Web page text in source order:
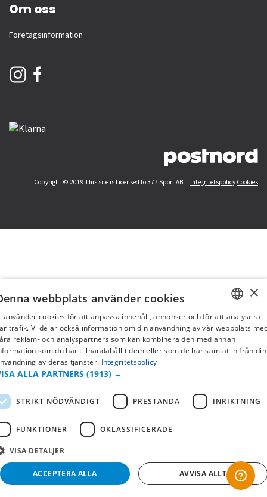
Om oss
Företagsinformation
Copyright © 2019 This site is Licensed to 377 Sport AB Integritetspolicy Cookies
SWEDISH
FI
×
webbplats använder cookies
använder cookies för att anpassa innehåll, annonser och för att analysera
trafik. Vi delar också information om din användning av vår webbplats
reklam- och analyspartners som kan kombinera den med annan
som du har tillhandahållit dem eller som de har samlat in från din
av deras tjänster. Integritetspolicy
ALLA PARTNERS (1913) →
STRIKT NÖDVÄNDIGT PRESTANDA INRIKTNING
FUNKTIONER OKLASSIFICERADE
VISA DETALJER
ACCEPTERA ALLA AVVISA ALLT